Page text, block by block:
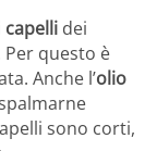
capelli dei
questo è
Anche l’olio
sono corti,